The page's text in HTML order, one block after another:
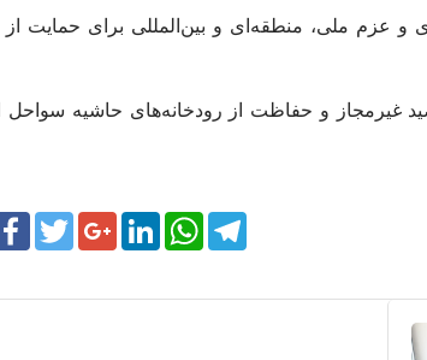
عزم ملی، منطقه‌ای و بین‌المللی برای حمایت از
غیرمجاز و حفاظت از رودخانه‌های حاشیه سواحل
TwitterGoogle+LinkedInWhatsAppTelegram